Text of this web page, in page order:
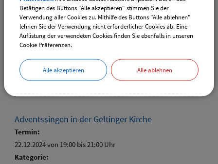
Glühweinumtrunk BV Landsham
Termin:
21.12.2024 von 16:00
Kategorie:
Verschiedenes
Adventssingen in der Geltinger Kirche
Termin:
22.12.2024 von 19:00 bis 21:00 Uhr
Kategorie:
Betätigen des Buttons "Alle akzeptieren" stimmen Sie der
Verwendung aller Cookies zu. Mithilfe des Buttons "Alle ablehnen"
lehnen Sie der Verwendung nicht erforderlicher Cookies ab. Eine
Auflistung der verwendeten Cookies finden Sie ebenfalls in unseren
Cookie Präferenzen.
Alle akzeptieren Alle ablehnen